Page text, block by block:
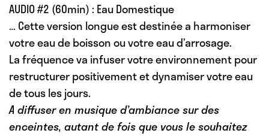
AUDIO #2 (60min) : Eau Domestique
… Cette version longue est destinée a harmoniser
votre eau de boisson ou votre eau d’arrosage.
La fréquence va infuser votre environnement pour
restructurer positivement et dynamiser votre eau
de tous les jours.
A diffuser en musique d’ambiance sur des
enceintes, autant de fois que vous le souhaitez